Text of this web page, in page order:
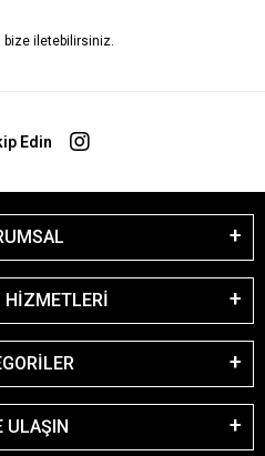
bize iletebilirsiniz.
Edin
HİZMETLERİ
ULAŞIN